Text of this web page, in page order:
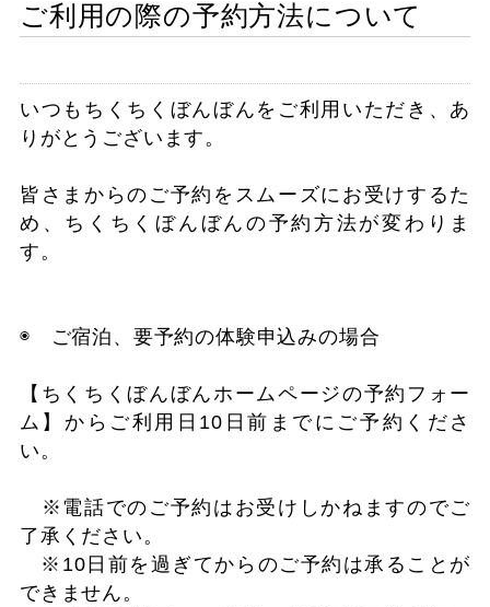
ご利用の際の予約方法について
いつもちくちくぼんぼんをご利用いただき、あ
りがとうございます。
皆さまからのご予約をスムーズにお受けするた
め、ちくちくぼんぼんの予約方法が変わりま
す。
◉ ご宿泊、要予約の体験申込みの場合
【ちくちくぼんぼんホームページの予約フォー
ム】からご利用日10日前までにご予約くださ
い。
※電話でのご予約はお受けしかねますのでご
了承ください。
※10日前を過ぎてからのご予約は承ることが
できません。